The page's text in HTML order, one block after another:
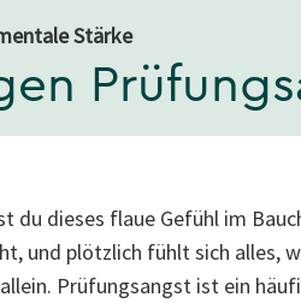
Stärke
du dieses flaue Gefühl im
und plötzlich fühlt sich alles,
Prüfungsangst ist ein